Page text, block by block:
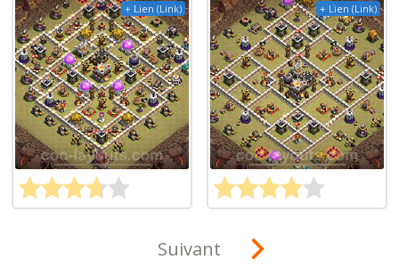
+ Lien (Link) + Lien (Link)
Suivant